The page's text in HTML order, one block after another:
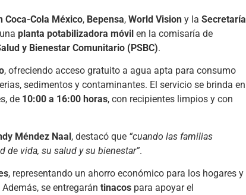
Coca-Cola México, Bepensa, World Vision y la Secretaría
planta potabilizadora móvil en la comisaría de
y Bienestar Comunitario (PSBC).
, ofreciendo acceso gratuito a agua apta para consumo
sedimentos y contaminantes. El servicio se brinda en
de 10:00 a 16:00 horas, con recipientes limpios y con
Méndez Naal, destacó que “cuando las familias
de vida, su salud y su bienestar”.
, representando un ahorro económico para los hogares y
se entregarán tinacos para apoyar el